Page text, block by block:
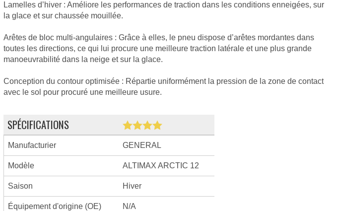
Lamelles d’hiver : Améliore les performances de traction dans les conditions enneigées, sur
la glace et sur chaussée mouillée.
Arêtes de bloc multi-angulaires : Grâce à elles, le pneu dispose d’arêtes mordantes dans
toutes les directions, ce qui lui procure une meilleure traction latérale et une plus grande
manoeuvrabilité dans la neige et sur la glace.
Conception du contour optimisée : Répartie uniformément la pression de la zone de contact
avec le sol pour procuré une meilleure usure.
SPÉCIFICATIONS
Manufacturier GENERAL
Modèle ALTIMAX ARCTIC 12
Saison Hiver
Équipement d'origine (OE) N/A